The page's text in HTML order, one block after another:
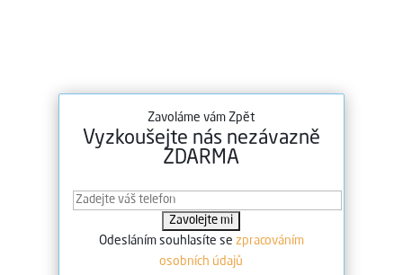
Zavoláme vám Zpět
Vyzkoušejte nás nezávazně
ZDARMA
Odesláním souhlasíte se zpracováním
osobních údajů